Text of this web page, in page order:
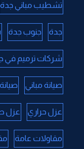
تشطيب مباني جدة
جدة جنوب جدة
شركات ترميم في
صيانة مباني
عزل حراري عزل
مقاولات عامة